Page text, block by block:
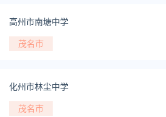
高州市南塘中学
茂名市
化州市林尘中学
茂名市